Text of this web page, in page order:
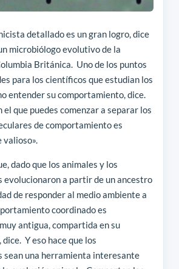
detallado es un gran logro, dice
microbiólogo evolutivo de la
Británica. Uno de los puntos
para los científicos que estudian los
entender su comportamiento, dice.
el que puedes comenzar a separar los
de comportamiento es
dado que los animales y los
evolucionaron a partir de un ancestro
de responder al medio ambiente a
coordinado es
antigua, compartida en su
Y eso hace que los
sean una herramienta interesante